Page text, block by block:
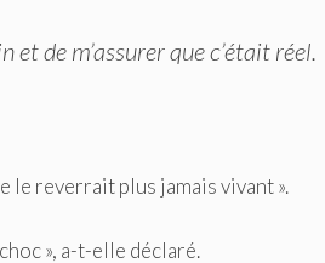
de m’assurer que c’était réel.
le reverrait plus jamais vivant ».
», a-t-elle déclaré.